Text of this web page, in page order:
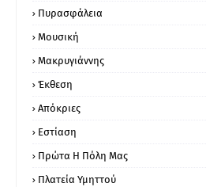
Πυρασφάλεια
Μουσική
Μακρυγιάννης
Έκθεση
Απόκριες
Εστίαση
Πρώτα Η Πόλη Μας
Πλατεία Υμηττού